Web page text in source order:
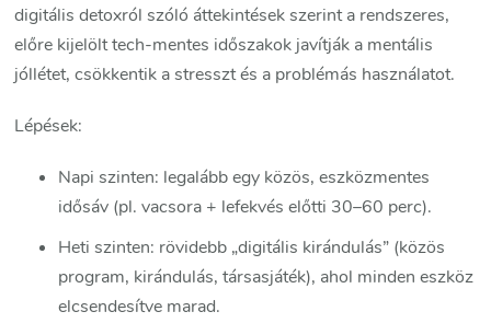
digitális detoxról szóló áttekintések szerint a rendszeres,
előre kijelölt tech-mentes időszakok javítják a mentális
jóllétet, csökkentik a stresszt és a problémás használatot.
Lépések:
Napi szinten: legalább egy közös, eszközmentes
idősáv (pl. vacsora + lefekvés előtti 30–60 perc).
Heti szinten: rövidebb „digitális kirándulás” (közös
program, kirándulás, társasjáték), ahol minden eszköz
elcsendesítve marad.